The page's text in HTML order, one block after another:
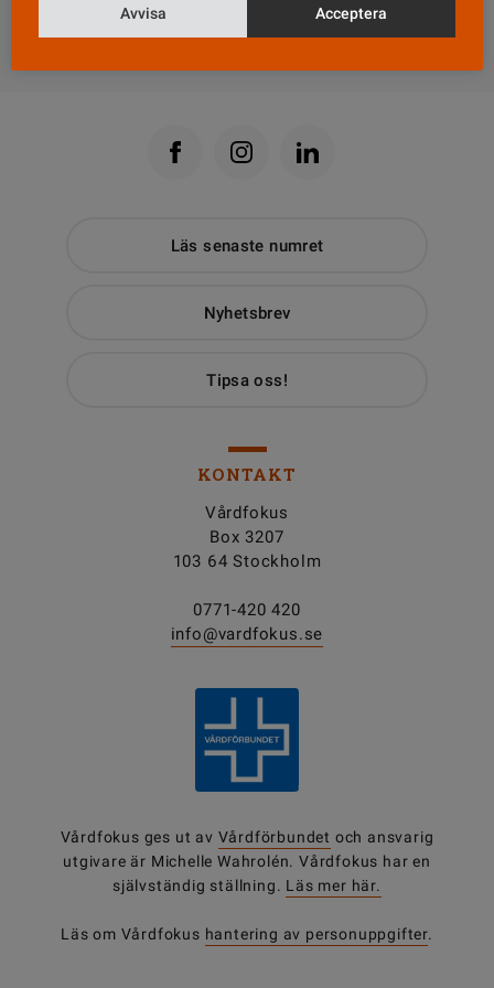
Till Vårdfokus startsida
Läs senaste numret
Nyhetsbrev
Tipsa oss!
KONTAKT
Vårdfokus
Box 3207
103 64 Stockholm
0771-420 420
info@vardfokus.se
Vårdfokus ges ut av Vårdförbundet och ansvarig
utgivare är Michelle Wahrolén. Vårdfokus har en
självständig ställning. Läs mer här.
Läs om Vårdfokus hantering av personuppgifter.
Avvisa Acceptera